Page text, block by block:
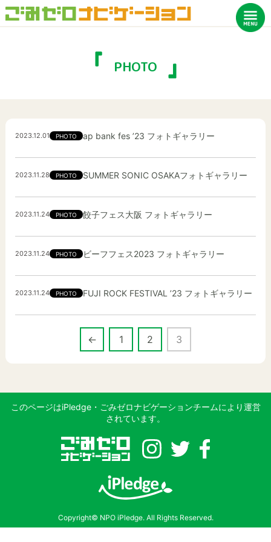
PHOTO
2023.12.01 PHOTO ap bank fes ’23 フォトギャラリー
2023.11.28 PHOTO SUMMER SONIC OSAKAフォトギャラリー
2023.11.24 PHOTO 餃子フェス大阪 フォトギャラリー
2023.11.24 PHOTO ビーフフェス2023 フォトギャラリー
2023.11.24 PHOTO FUJI ROCK FESTIVAL ’23 フォトギャラリー
← 1 2 3
このページはiPledge・ごみゼロナビゲーションチームにより運営
されています。
Copyright© NPO iPledge. All Rights Reserved.